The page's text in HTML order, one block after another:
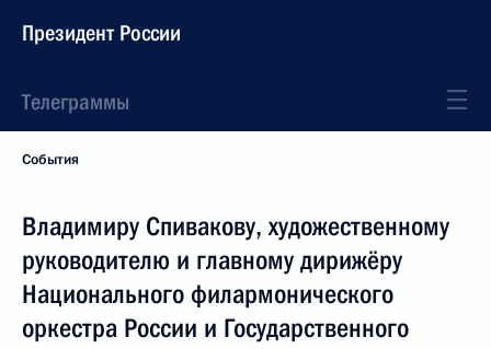
Президент России
Телеграммы
События
Владимиру Спивакову, художественному
руководителю и главному дирижёру
Национального филармонического
оркестра России и Государственного